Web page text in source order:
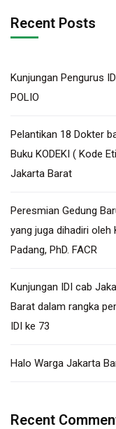
Recent Posts
Kunjungan Pengurus
POLIO
Pelantikan 18 Dokter
Buku KODEKI ( Kode
Jakarta Barat
Peresmian Gedung
yang juga dihadiri oleh
Padang, PhD. FACR
Kunjungan IDI cab
Barat dalam rangka
IDI ke 73
Halo Warga Jakarta
Recent